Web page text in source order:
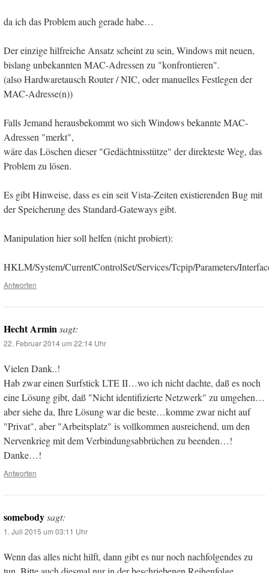
da ich das Problem auch gerade habe…
Der einzige hilfreiche Ansatz scheint zu sein, Windows mit neuen,
bislang unbekannten MAC-Adressen zu "konfrontieren".
(also Hardwaretausch Router / NIC, oder manuelles Festlegen der
MAC-Adresse(n))
Falls Jemand herausbekommt wo sich Windows bekannte MAC-
Adressen "merkt",
wäre das Löschen dieser "Gedächtnisstütze" der direkteste Weg, das
Problem zu lösen.
Es gibt Hinweise, dass es ein seit Vista-Zeiten existierenden Bug mit
der Speicherung des Standard-Gateways gibt.
Manipulation hier soll helfen (nicht probiert):
HKLM/System/CurrentControlSet/Services/Tcpip/Parameters/
Antworten
Hecht Arminsagt:
22. Februar 2014 um 22:14 Uhr
Vielen Dank..!
Hab zwar einen Surfstick LTE II…wo ich nicht dachte, daß es noch
eine Lösung gibt, daß "Nicht identifizierte Netzwerk" zu umgehen…
aber siehe da, Ihre Lösung war die beste…komme zwar nicht auf
"Privat", aber "Arbeitsplatz" is vollkommen ausreichend, um den
Nervenkrieg mit dem Verbindungsabbrüchen zu beenden…!
Danke…!
Antworten
somebodysagt:
1. Juli 2015 um 03:11 Uhr
Wenn das alles nicht hilft, dann gibt es nur noch nachfolgendes zu